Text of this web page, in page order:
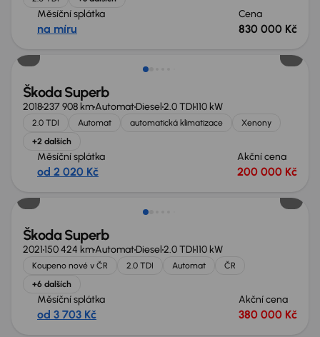
Měsíční splátka
na míru
Cena
830 000 Kč
Možnost odpočtu DPH
Škoda Superb
2018237 908 kmAutomatDiesel2.0 TDI110 kW
2.0 TDI Automat automatická klimatizace
Xenony
+2 dalších
Měsíční splátka
od 2 020 Kč
Akční cena
200 000 Kč
Škoda Superb
2021150 424 kmAutomatDiesel2.0 TDI110 kW
Koupeno nové v ČR 2.0 TDI Automat
ČR
+6 dalších
Měsíční splátka
od 3 703 Kč
Akční cena
380 000 Kč
Možnost odpočtu DPH